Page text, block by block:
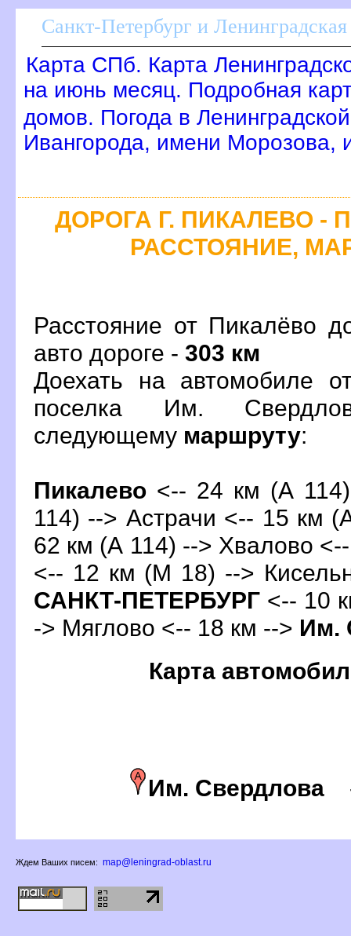
Санкт-Петербург и Ленинградская
Карта СПб. Карта
на июнь месяц. Подробная
домов. Погода в
Ивангорода, имени Морозова,
ДОРОГА Г. ПИКАЛЕВО -
РАССТОЯНИЕ,
Расстояние от Пикалёво
авто дороге - 303 км
Доехать на автомобиле
поселка Им.
следующему маршруту:
Пикалево <-- 24 км (А
114) --> Астрачи <-- 15 км
62 км (А 114) --> Хвалово
<-- 12 км (М 18) -->
САНКТ-ПЕТЕРБУРГ <-- 10
-> Мяглово <-- 18 км --> Им.
Карта
Им. Свердлова
Ждем Ваших писем: map@leningrad-oblast.ru